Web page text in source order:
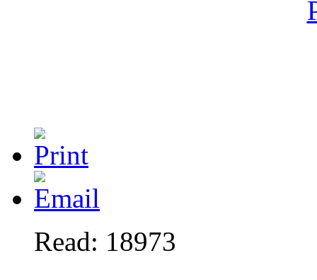
Read: 18973